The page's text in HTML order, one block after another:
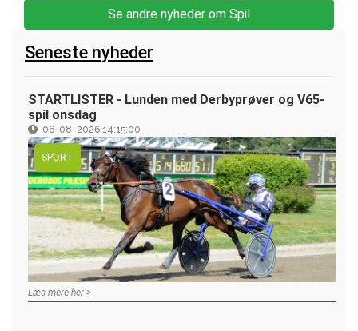
Se andre nyheder om Spil
Seneste nyheder
STARTLISTER - Lunden med Derbyprøver og V65-
spil onsdag
06-08-2026 14:15:00
SPORT
Læs mere her >